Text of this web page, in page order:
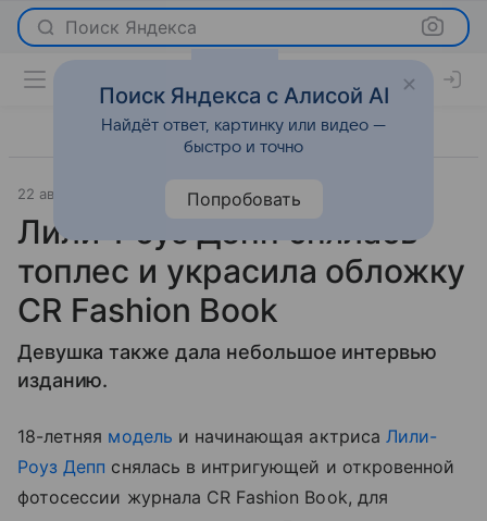
Поиск Яндекса
22 августа 2017 Светская жизнь
Лили-Роуз Депп снялась
топлес и украсила обложку
CR Fashion Book
Девушка также дала небольшое интервью
изданию.
18-летняя модель и начинающая актриса Лили-
Роуз Депп снялась в интригующей и откровенной
фотосессии журнала CR Fashion Book, для
Поиск Яндекса с Алисой AI
Найдёт ответ, картинку или видео —
быстро и точно
Попробовать